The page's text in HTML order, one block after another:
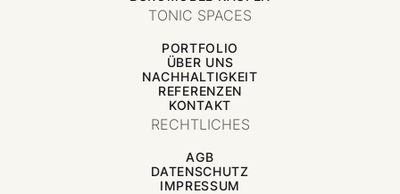
TONIC SPACES
PORTFOLIO
ÜBER UNS
NACHHALTIGKEIT
REFERENZEN
KONTAKT
RECHTLICHES
AGB
DATENSCHUTZ
IMPRESSUM